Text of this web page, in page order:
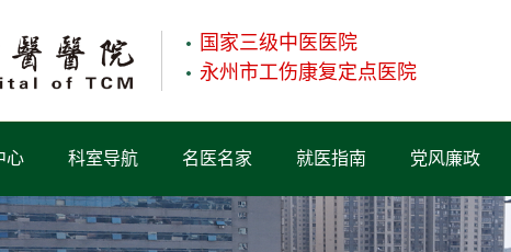
国家三级中医医院
永州市工伤康复定点医院
心 科室导航 名医名家 就医指南 党风廉政